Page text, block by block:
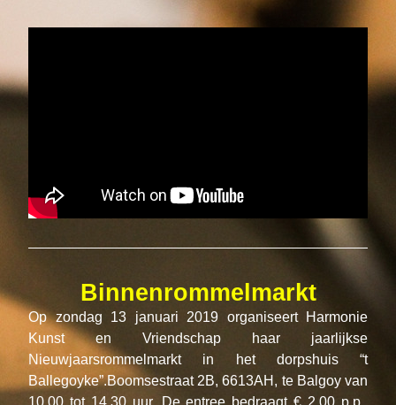
Binnenrommelmarkt
Op zondag 13 januari 2019 organiseert Harmonie
Kunst en Vriendschap haar jaarlijkse
Nieuwjaarsrommelmarkt in het dorpshuis “t
Ballegoyke”.Boomsestraat 2B, 6613AH, te Balgoy van
10.00 tot 14.30 uur. De entree bedraagt € 2,00 p.p.,